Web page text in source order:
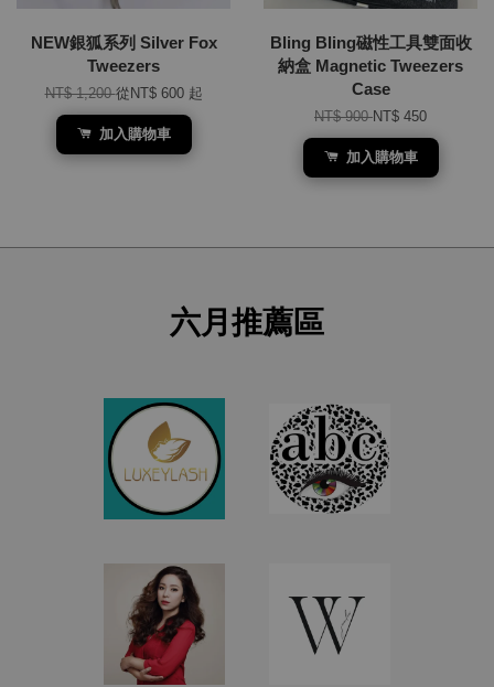
NEW銀狐系列 Silver Fox
Tweezers
NT$ 1,200從 NT$ 600 起
加入購物車
Bling Bling磁性工具雙面收
納盒 Magnetic Tweezers
Case
NT$ 900NT$ 450
加入購物車
六月推薦區